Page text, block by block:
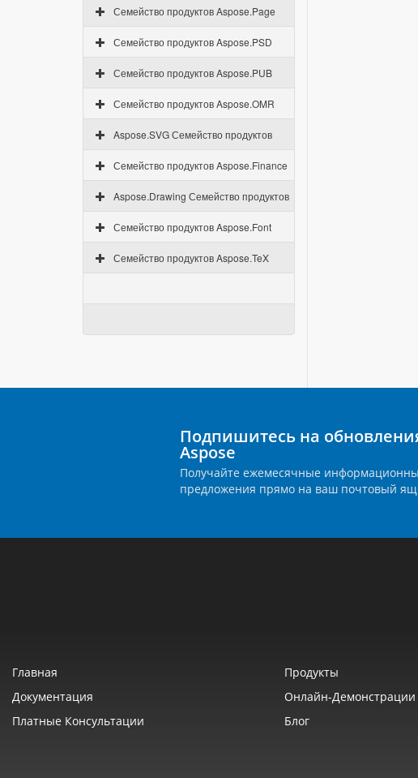
Семейство продуктов Aspose.Page
Семейство продуктов Aspose.PSD
Семейство продуктов Aspose.PUB
Семейство продуктов Aspose.OMR
Aspose.SVG Семейство продуктов
Семейство продуктов Aspose.Finance
Aspose.Drawing Семейство продуктов
Семейство продуктов Aspose.Font
Семейство продуктов Aspose.TeX
Подпишитесь на
Aspose
Получайте ежемесячные
предложения прямо на ваш почтовый
Главная Продукты
Документация
Онлайн‑демонстрации
Платные Консультации
Блог